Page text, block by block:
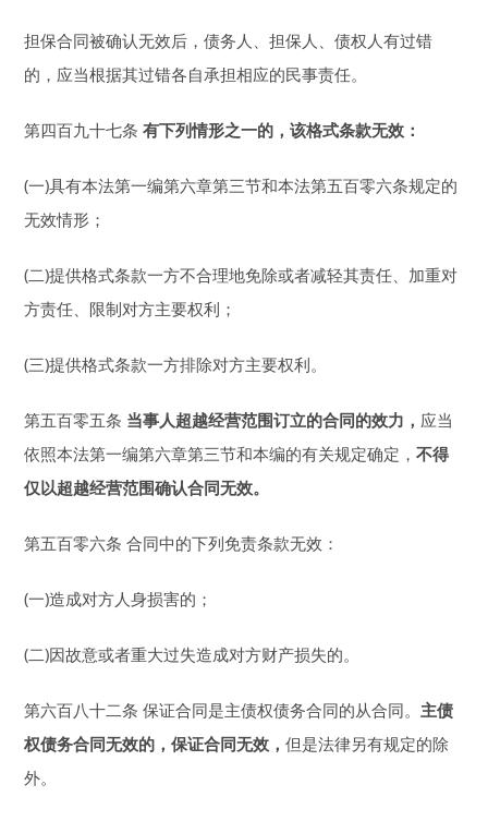
担保合同被确认无效后，债务人、担保人、债权人有过错
的，应当根据其过错各自承担相应的民事责任。
第四百九十七条 有下列情形之一的，该格式条款无效：
(一)具有本法第一编第六章第三节和本法第五百零六条规定的
无效情形；
(二)提供格式条款一方不合理地免除或者减轻其责任、加重对
方责任、限制对方主要权利；
(三)提供格式条款一方排除对方主要权利。
第五百零五条 当事人超越经营范围订立的合同的效力， 应当
依照本法第一编第六章第三节和本编的有关规定确定，不得
仅以超越经营范围确认合同无效。
第五百零六条 合同中的下列免责条款无效：
(一)造成对方人身损害的；
(二)因故意或者重大过失造成对方财产损失的。
第六百八十二条 保证合同是主债权债务合同的从合同。主债
权债务合同无效的，保证合同无效，但是法律另有规定的除
外。